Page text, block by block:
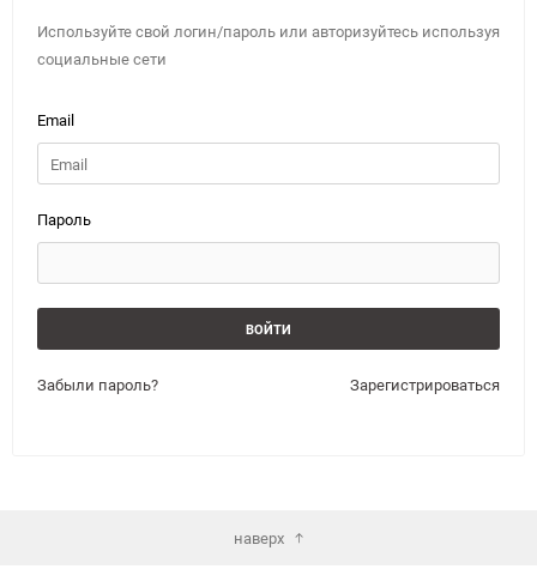
Используйте свой логин/пароль или авторизуйтесь используя
социальные сети
Email
Пароль
Забыли пароль? Зарегистрироваться
наверх